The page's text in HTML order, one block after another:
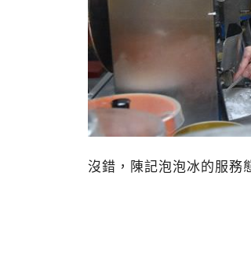
沒錯，陳記泡泡冰的服務